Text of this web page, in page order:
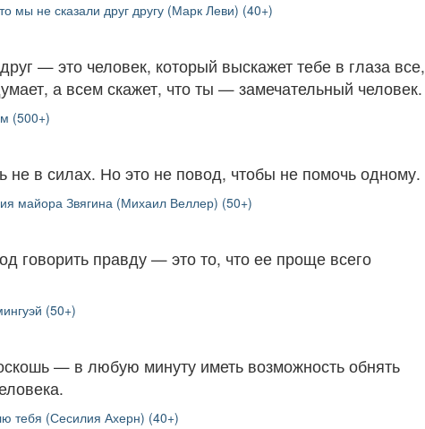
мы не сказали друг другу (Марк Леви) (40+)
— это человек, который выскажет тебе в глаза все,
а всем скажет, что ты — замечательный человек.
(500+)
не в силах. Но это не повод, чтобы не помочь одному.
майора Звягина (Михаил Веллер) (50+)
говорить правду — это то, что ее проще всего
(50+)
— в любую минуту иметь возможность обнять
тебя (Сесилия Ахерн) (40+)